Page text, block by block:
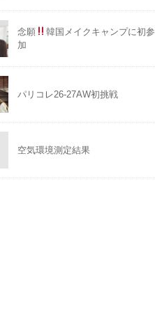
念願
韓国メイクキャンプに初参
加
パリコレ26-27AW初挑戦
空気環境測定結果